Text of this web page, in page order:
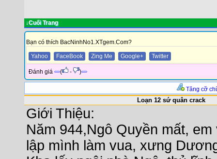
↓Cuối Trang
Bạn có thích BacNinhNo1.XTgem.Com?
Yahoo FaceBook Zing Me Google+ Twitter
Đánh giá ( - )
Tăng cỡ
Loạn 12 sứ quân crack
Giới Thiệu:
Năm 944,Ngô Quyền mất,
lập mình làm vua, xưng